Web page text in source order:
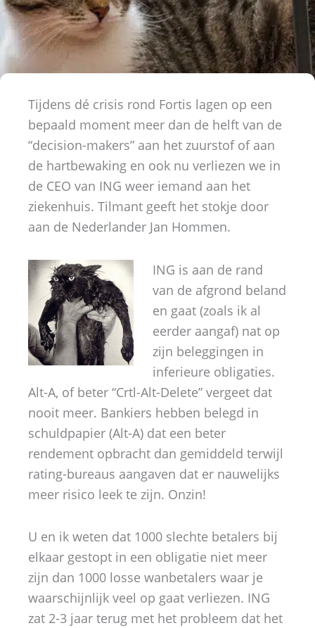
Tijdens dé crisis rond Fortis lagen op een
bepaald moment meer dan de helft van de
“decision-makers” aan het zuurstof of aan
de hartbewaking en ook nu verliezen we in
de CEO van ING weer iemand aan het
ziekenhuis. Tilmant geeft het stokje door
aan de Nederlander Jan Hommen.
ING is aan de rand
van de afgrond beland
en gaat (zoals ik al
eerder aangaf) nat op
zijn beleggingen in
inferieure obligaties.
Alt-A, of beter “Crtl-Alt-Delete” vergeet dat
nooit meer. Bankiers hebben belegd in
schuldpapier (Alt-A) dat een beter
rendement opbracht dan gemiddeld terwijl
rating-bureaus aangaven dat er nauwelijks
meer risico leek te zijn. Onzin!
U en ik weten dat 1000 slechte betalers bij
elkaar gestopt in een obligatie niet meer
zijn dan 1000 losse wanbetalers waar je
waarschijnlijk veel op gaat verliezen. ING
zat 2-3 jaar terug met het probleem dat het